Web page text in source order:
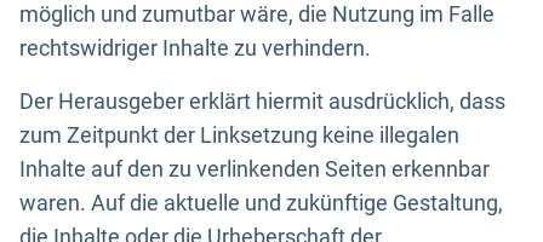
möglich und zumutbar wäre, die Nutzung im Falle
rechtswidriger Inhalte zu verhindern.
Der Herausgeber erklärt hiermit ausdrücklich, dass
zum Zeitpunkt der Linksetzung keine illegalen
Inhalte auf den zu verlinkenden Seiten erkennbar
waren. Auf die aktuelle und zukünftige Gestaltung,
die Inhalte oder die Urheberschaft der